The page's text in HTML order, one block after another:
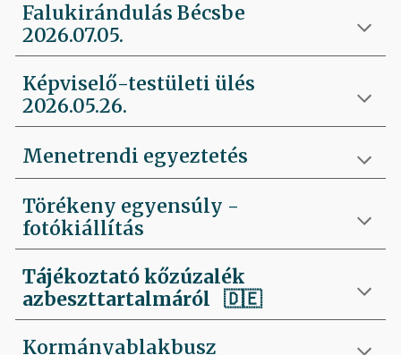
Falukirándulás Bécsbe
2026.07.05.
Képviselő-testületi ülés
2026.05.26.
Menetrendi egyeztetés
Törékeny egyensúly -
fotókiállítás
Tájékoztató kőzúzalék
azbeszttartalmáról 🇩🇪
Kormányablakbusz